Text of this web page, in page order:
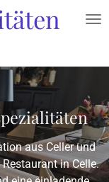
aus Celler und
in Celle.